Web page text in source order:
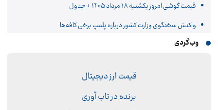
قیمت گوشی امروز یکشنبه 18 مرداد 1405 + جدول
واکنش سخنگوی وزارت کشور درباره پلمپ برخی کافه‌ها
وب‌گردی
قیمت ارز دیجیتال
برنده در تاب آوری